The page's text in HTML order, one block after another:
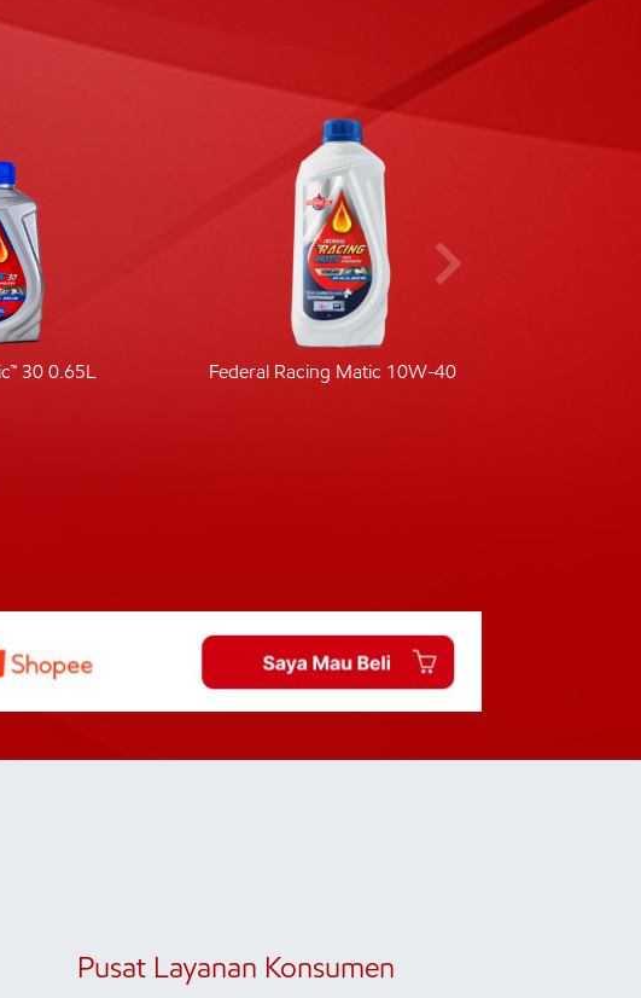
30 0.65L Federal Racing Matic 10W-40
Pusat Layanan Konsumen